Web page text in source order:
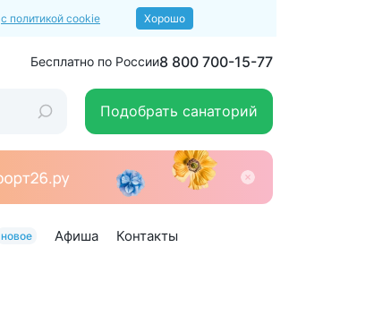
с политикой cookie Хорошо
Бесплатно по России8 800 700-15-77
Подобрать санаторий
новое Афиша Контакты